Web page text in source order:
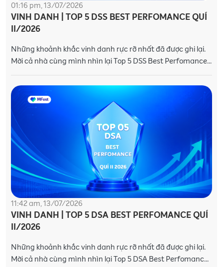
01:16 pm, 13/07/2026
VINH DANH | TOP 5 DSS BEST PERFOMANCE QUÍ
II/2026
Những khoảnh khắc vinh danh rực rỡ nhất đã được ghi lại.
Mời cả nhà cùng mình nhìn lại Top 5 DSS Best Perfomance
Quí II/2026 và những kỷ niệm khó quên
11:42 am, 13/07/2026
VINH DANH | TOP 5 DSA BEST PERFOMANCE QUÍ
II/2026
Những khoảnh khắc vinh danh rực rỡ nhất đã được ghi lại.
Mời cả nhà cùng mình nhìn lại Top 5 DSA Best Perfomance